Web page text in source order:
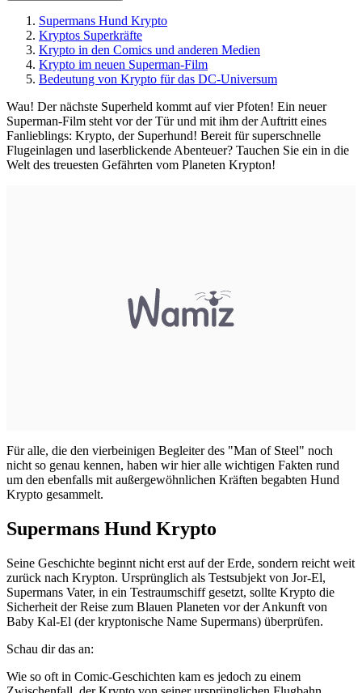
Supermans Hund Krypto
Kryptos Superkräfte
Krypto in den Comics und anderen Medien
Krypto im neuen Superman-Film
Bedeutung von Krypto für das DC-Universum
Wau! Der nächste Superheld kommt auf vier Pfoten! Ein neuer
Superman-Film steht vor der Tür und mit ihm der Auftritt eines
Fanlieblings: Krypto, der Superhund! Bereit für superschnelle
Flugeinlagen und laserblickende Abenteuer? Tauchen Sie ein in die
Welt des treuesten Gefährten vom Planeten Krypton!
Für alle, die den vierbeinigen Begleiter des "Man of Steel" noch
nicht so genau kennen, haben wir hier alle wichtigen Fakten rund
um den ebenfalls mit außergewöhnlichen Kräften begabten Hund
Krypto gesammelt.
Supermans Hund Krypto
Seine Geschichte beginnt nicht erst auf der Erde, sondern reicht weit
zurück nach Krypton. Ursprünglich als Testsubjekt von Jor-El,
Supermans Vater, in ein Testraumschiff gesetzt, sollte Krypto die
Sicherheit der Reise zum Blauen Planeten vor der Ankunft von
Baby Kal-El (der kryptonische Name Supermans) überprüfen.
Schau dir das an:
Wie so oft in Comic-Geschichten kam es jedoch zu einem